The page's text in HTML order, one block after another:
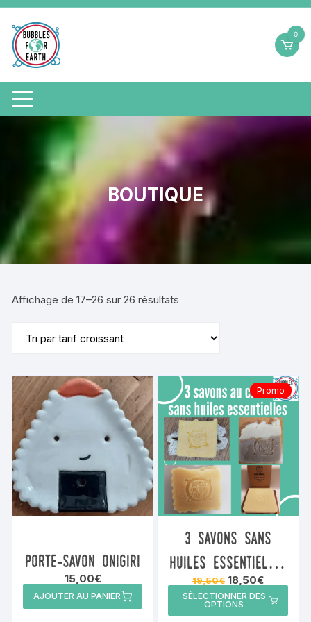
Aller
contenu
0
BOUTIQUE
Affichage de 17–26 sur 26 résultats
porte-savon onigiri
15,00€
AJOUTER AU PANIER
Promo
3 savons sans
huiles essentielles
au choix
19,50€ Le
prix
initial
était :
18,50€Le
prix
actuel
SÉLECTIONNER DES
OPTIONS